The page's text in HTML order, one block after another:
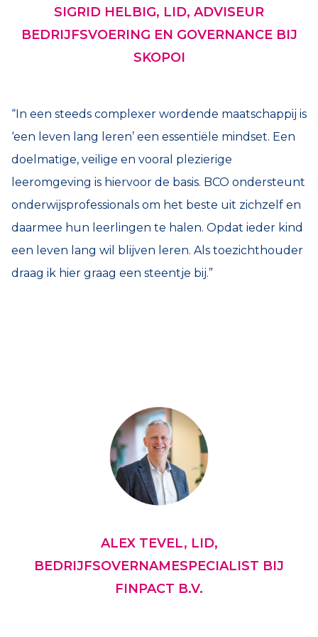
SIGRID HELBIG, LID, ADVISEUR
BEDRIJFSVOERING EN GOVERNANCE BIJ
SKOPOI
“In een steeds complexer wordende maatschappij is
‘een leven lang leren’ een essentiële mindset. Een
doelmatige, veilige en vooral plezierige
leeromgeving is hiervoor de basis. BCO ondersteunt
onderwijsprofessionals om het beste uit zichzelf en
daarmee hun leerlingen te halen. Opdat ieder kind
een leven lang wil blijven leren. Als toezichthouder
draag ik hier graag een steentje bij.”
ALEX TEVEL, LID,
BEDRIJFSOVERNAMESPECIALIST BIJ
FINPACT B.V.